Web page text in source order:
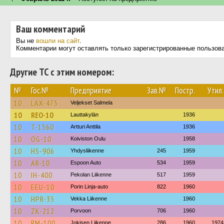
Ваш комментарий
Вы не вошли на сайт.
Комментарии могут оставлять только зарегистрированные
Другие ТС с этим номером:
№ Гос.№ Предприятие Зав.№ Постр. Утил.
10 LAX-475 Veljekset Salmela
10 REO-10 Lauttakylän 1936
10 T-1560 Artturi Anttila 1936
10 OG-10 Koiviston Oulu 1958
10 HS-906 Yhdysliikenne 245 1959
10 AR-10 Espoon Auto 534 1959
10 IH-400 Pekolan Liikenne 517 1959
10 EEU-10 Porin Linja-auto 822 1960
10 HPR-35 Vekka Liikenne 1960
10 ZK-212 Porvoon 706 1960
Jokisen Liikenne 286 1960 1974